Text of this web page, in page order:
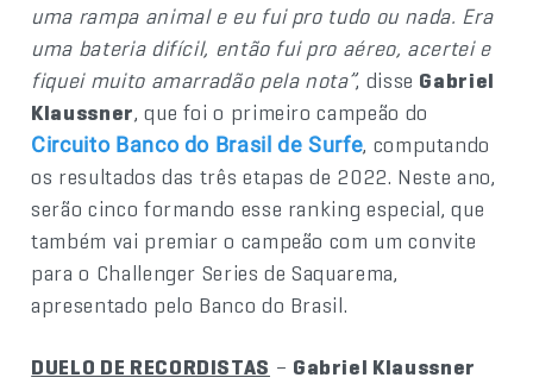
uma rampa animal e eu fui pro tudo ou nada. Era
uma bateria difícil, então fui pro aéreo, acertei e
fiquei muito amarradão pela nota”, disse Gabriel
Klaussner, que foi o primeiro campeão do
Circuito Banco do Brasil de Surfe, computando
os resultados das três etapas de 2022. Neste ano,
serão cinco formando esse ranking especial, que
também vai premiar o campeão com um convite
para o Challenger Series de Saquarema,
apresentado pelo Banco do Brasil.
DUELO DE RECORDISTAS – Gabriel Klaussner